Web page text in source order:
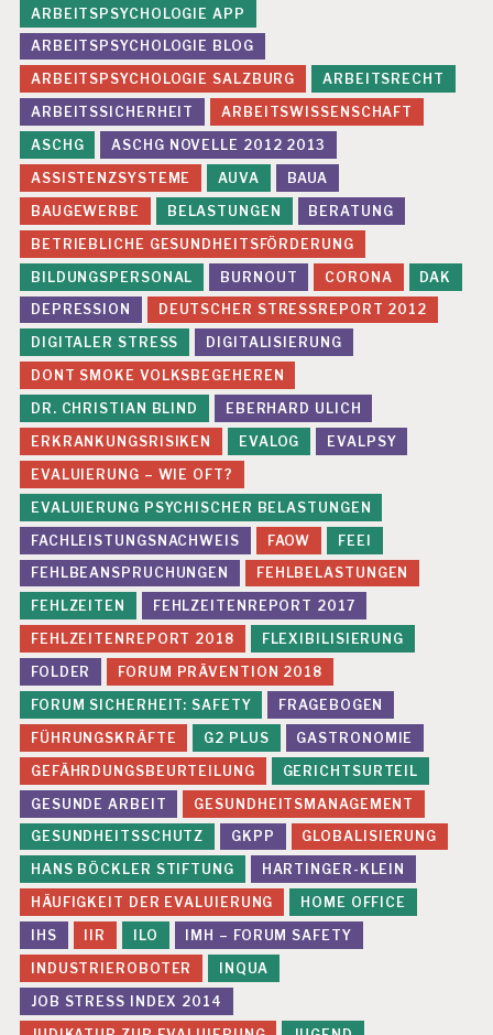
ARBEITSPSYCHOLOGIE APP
ARBEITSPSYCHOLOGIE BLOG
ARBEITSPSYCHOLOGIE SALZBURG
ARBEITSRECHT
ARBEITSSICHERHEIT
ARBEITSWISSENSCHAFT
ASCHG
ASCHG NOVELLE 2012 2013
ASSISTENZSYSTEME
AUVA
BAUA
BAUGEWERBE
BELASTUNGEN
BERATUNG
BETRIEBLICHE GESUNDHEITSFÖRDERUNG
BILDUNGSPERSONAL
BURNOUT CORONA
DAK
DEPRESSION
DEUTSCHER STRESSREPORT 2012
DIGITALER STRESS
DIGITALISIERUNG
DONT SMOKE VOLKSBEGEHEREN
DR. CHRISTIAN BLIND
EBERHARD ULICH
ERKRANKUNGSRISIKEN
EVALOG
EVALPSY
EVALUIERUNG – WIE OFT?
EVALUIERUNG PSYCHISCHER BELASTUNGEN
FACHLEISTUNGSNACHWEIS
FAOW
FEEI
FEHLBEANSPRUCHUNGEN
FEHLBELASTUNGEN
FEHLZEITEN
FEHLZEITENREPORT 2017
FEHLZEITENREPORT 2018
FLEXIBILISIERUNG
FOLDER
FORUM PRÄVENTION 2018
FORUM SICHERHEIT: SAFETY
FRAGEBOGEN
FÜHRUNGSKRÄFTE
G2 PLUS
GASTRONOMIE
GEFÄHRDUNGSBEURTEILUNG
GERICHTSURTEIL
GESUNDE ARBEIT
GESUNDHEITSMANAGEMENT
GESUNDHEITSSCHUTZ
GKPP
GLOBALISIERUNG
HANS BÖCKLER STIFTUNG
HARTINGER-KLEIN
HÄUFIGKEIT DER EVALUIERUNG
HOME OFFICE
IHS
IIR ILO
IMH – FORUM SAFETY
INDUSTRIEROBOTER
INQUA
JOB STRESS INDEX 2014